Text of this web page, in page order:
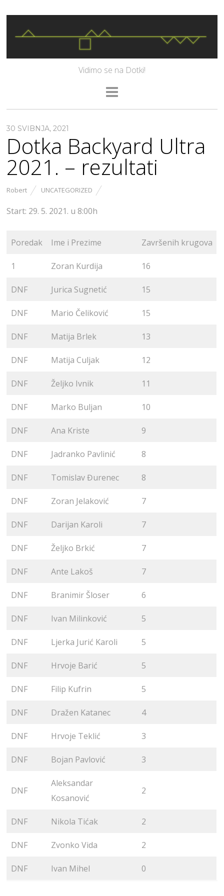
Vidimo se na Dotki!
30 SVIBNJA, 2021
Dotka Backyard Ultra
2021. – rezultati
Robert UNCATEGORIZED
Start: 29. 5. 2021. u 8:00h
Poredak Ime i Prezime Završenih krugova
1 Zoran Kurdija 16
DNF Jurica Sugnetić 15
DNF Mario Čeliković 15
DNF Matija Brlek 13
DNF Matija Culjak 12
DNF Željko Ivnik 11
DNF Marko Buljan 10
DNF Ana Kriste 9
DNF Jadranko Pavlinić 8
DNF Tomislav Đurenec 8
DNF Zoran Jelaković 7
DNF Darijan Karoli 7
DNF Željko Brkić 7
DNF Ante Lakoš 7
DNF Branimir Šloser 6
DNF Ivan Milinković 5
DNF Ljerka Jurić Karoli 5
DNF Hrvoje Barić 5
DNF Filip Kufrin 5
DNF Dražen Katanec 4
DNF Hrvoje Teklić 3
DNF Bojan Pavlović 3
DNF
Aleksandar
Kosanović
2
DNF Nikola Tićak 2
DNF Zvonko Vida 2
DNF Ivan Mihel 0